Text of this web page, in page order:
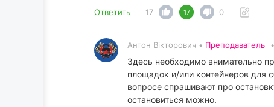
Ответить 17 17 0
Антон Вікторович • Преподаватель •
Здесь необходимо внимательно
площадок и/или контейнеров для
вопросе спрашивают про
остановиться можно.